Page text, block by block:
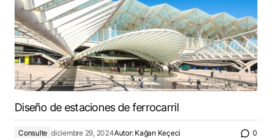
Diseño de estaciones de ferrocarril
Consulte diciembre 29, 2024Autor: Kağan Keçeci 0